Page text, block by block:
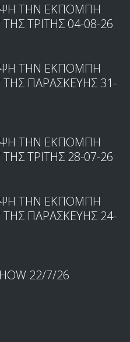
ΤΗΝ ΕΚΠΟΜΠΗ
ΤΗΣ ΤΡΙΤΗΣ 04-08-26
ΤΗΝ ΕΚΠΟΜΠΗ
ΤΗΣ ΠΑΡΑΣΚΕΥΗΣ 31-
ΤΗΝ ΕΚΠΟΜΠΗ
ΤΗΣ ΤΡΙΤΗΣ 28-07-26
ΤΗΝ ΕΚΠΟΜΠΗ
ΤΗΣ ΠΑΡΑΣΚΕΥΗΣ 24-
22/7/26